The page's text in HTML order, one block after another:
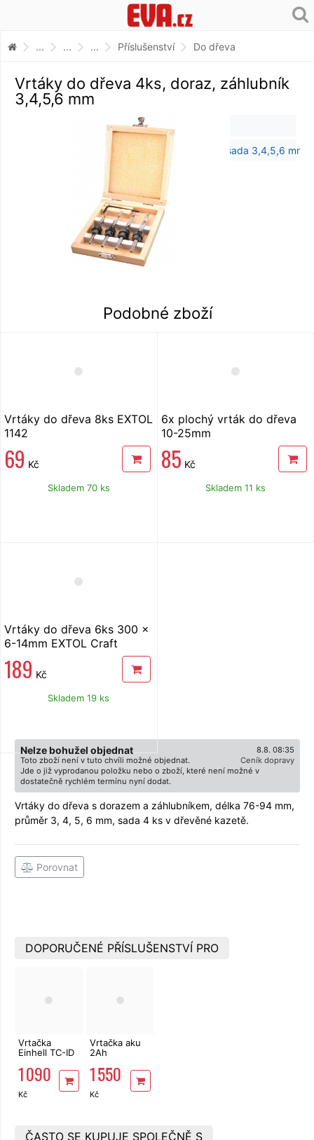
... ... ... Příslušenství Do dřeva
Vrtáky do dřeva 4ks, doraz, záhlubník
3,4,5,6 mm
Podobné zboží
Vrtáky do dřeva 8ks EXTOL
1142
69 Kč
Skladem 70 ks
6x plochý vrták do dřeva
10-25mm
85 Kč
Skladem 11 ks
Vrtáky do dřeva 6ks 300 x
6-14mm EXTOL Craft
189 Kč
Skladem 19 ks
8.8. 08:35
Nelze bohužel objednat
Ceník dopravy
Toto zboží není v tuto chvíli možné objednat.
Jde o již vyprodanou položku nebo o zboží, které není možné v
dostatečně rychlém termínu nyní dodat.
Vrtáky do dřeva s dorazem a záhlubníkem, délka 76-94 mm,
průměr 3, 4, 5, 6 mm, sada 4 ks v dřevěné kazetě.
Porovnat
DOPORUČENÉ PŘÍSLUŠENSTVÍ PRO
Vrtačka
Einhell TC-ID
kufru s vrtáky
1 090
Kč
Vrtačka aku
2Ah
příklep
EXTOL
Premium
SHARE 20V
1 550
Kč
ČASTO SE KUPUJE SPOLEČNĚ S